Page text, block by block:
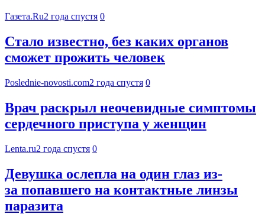
Газета.Ru2 года спустя 0
Стало известно, без каких органов
сможет прожить человек
Poslednie-novosti.com2 года спустя 0
Врач раскрыл неочевидные симптомы
сердечного приступа у женщин
Lenta.ru2 года спустя 0
Девушка ослепла на один глаз из-
за попавшего на контактные линзы
паразита